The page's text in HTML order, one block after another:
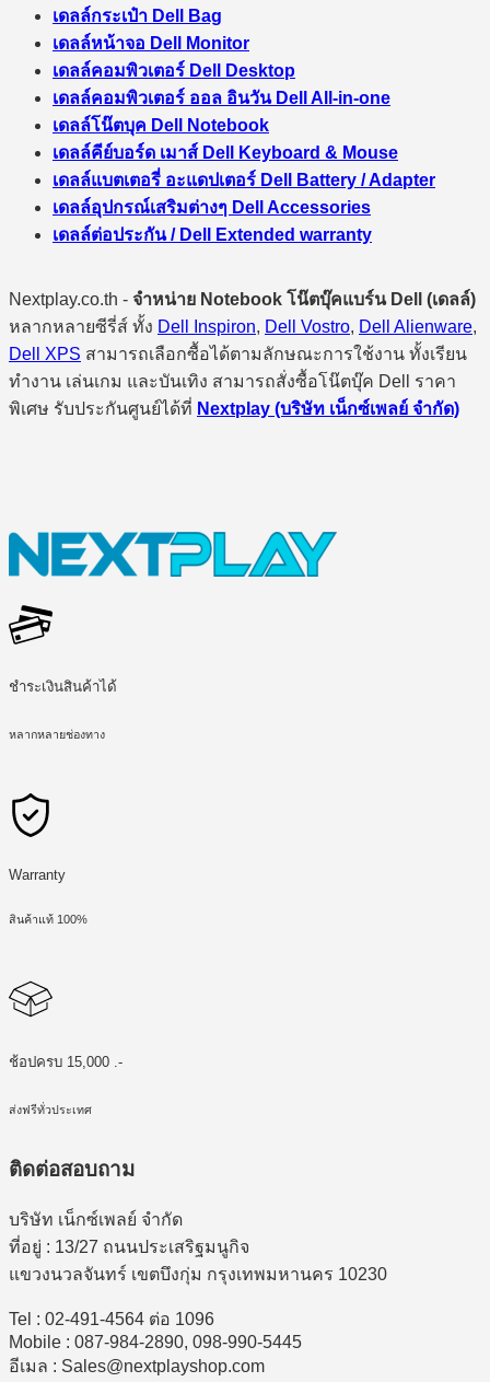
เดลล์กระเป๋า Dell Bag
เดลล์หน้าจอ Dell Monitor
เดลล์คอมพิวเตอร์ Dell Desktop
เดลล์คอมพิวเตอร์ ออล อินวัน Dell All-in-one
เดลล์โน๊ตบุค Dell Notebook
เดลล์คีย์บอร์ด เมาส์ Dell Keyboard & Mouse
เดลล์แบตเตอรี่ อะแดปเตอร์ Dell Battery / Adapter
เดลล์อุปกรณ์เสริมต่างๆ Dell Accessories
เดลล์ต่อประกัน / Dell Extended warranty
Nextplay.co.th - จำหน่าย Notebook โน๊ตบุ๊คแบร์น Dell (เดลล์)
หลากหลายซีรี่ส์ ทั้ง Dell Inspiron, Dell Vostro, Dell Alienware,
Dell XPS สามารถเลือกซื้อได้ตามลักษณะการใช้งาน ทั้งเรียน
ทำงาน เล่นเกม และบันเทิง สามารถสั่งซื้อโน๊ตบุ๊ค Dell ราคา
พิเศษ รับประกันศูนย์ได้ที่ Nextplay (บริษัท เน็กซ์เพลย์ จำกัด)
ชำระเงินสินค้าได้
หลากหลายช่องทาง
Warranty
สินค้าแท้ 100%
ช้อปครบ 15,000 .-
ส่งฟรีทั่วประเทศ
ติดต่อสอบถาม
บริษัท เน็กซ์เพลย์ จำกัด
ที่อยู่ : 13/27 ถนนประเสริฐมนูกิจ
แขวงนวลจันทร์ เขตบึงกุ่ม กรุงเทพมหานคร 10230
Tel : 02-491-4564 ต่อ 1096
Mobile : 087-984-2890, 098-990-5445
อีเมล : Sales@nextplayshop.com